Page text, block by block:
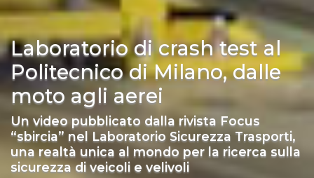
Laboratorio di crash test al
Politecnico di Milano, dalle
moto agli aerei
Un video pubblicato dalla rivista Focus
“sbircia” nel Laboratorio Sicurezza Trasporti,
una realtà unica al mondo per la ricerca sulla
sicurezza di veicoli e velivoli